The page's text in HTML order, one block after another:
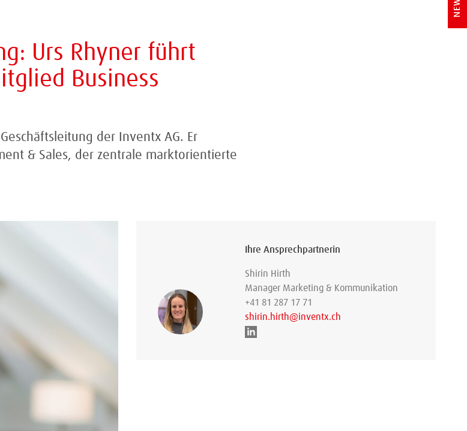
Urs Rhyner führt
Business
der Inventx AG. Er
& Sales, der zentrale marktorientierte
Ihre Ansprechpartnerin
Shirin Hirth
Manager Marketing & Kommunikation
+41 81 287 17 71
shirin.hirth@inventx.ch